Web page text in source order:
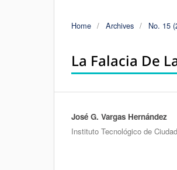
Home / Archives / No. 15
La Falacia De
Authors
José G. Vargas Hernández
Instituto Tecnológico de